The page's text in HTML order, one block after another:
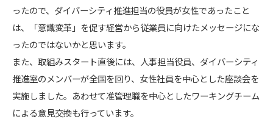
ったので、ダイバーシティ推進担当の役員が女性であったこと
は、「意識変革」を促す経営から従業員に向けたメッセージにな
ったのではないかと思います。
また、取組みスタート直後には、人事担当役員、ダイバーシティ
推進室のメンバーが全国を回り、女性社員を中心とした座談会を
実施しました。あわせて准管理職を中心としたワーキングチーム
による意見交換も行っています。